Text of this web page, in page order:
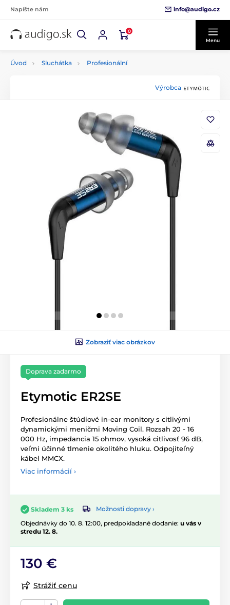
Napíšte nám info@audigo.cz
0
Menu
Úvod Sluchátka Profesionální
Výrobca
Zobraziť viac obrázkov
Doprava zadarmo
Etymotic ER2SE
Profesionálne štúdiové in-ear monitory s citlivými
dynamickými meničmi Moving Coil. Rozsah 20 - 16
000 Hz, impedancia 15 ohmov, vysoká citlivosť 96 dB,
veľmi účinné tlmenie okolitého hluku. Odpojiteľný
kábel MMCX.
Viac informácií ›
Skladem 3 ks
Možnosti dopravy ›
Objednávky do 10. 8. 12:00, predpokladané dodanie: u vás v
stredu 12. 8.
130 €
Strážiť cenu